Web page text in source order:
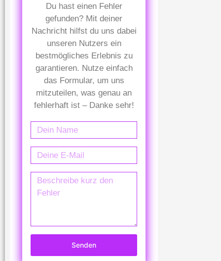
Du hast einen Fehler
gefunden? Mit deiner
Nachricht hilfst du uns dabei
unseren Nutzers ein
bestmögliches Erlebnis zu
garantieren. Nutze einfach
das Formular, um uns
mitzuteilen, was genau an
fehlerhaft ist – Danke sehr!
Senden